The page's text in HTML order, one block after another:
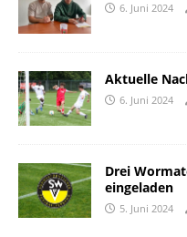
6. Juni 2024
Aktuelle
6. Juni 2024
Drei
eingeladen
5. Juni 2024